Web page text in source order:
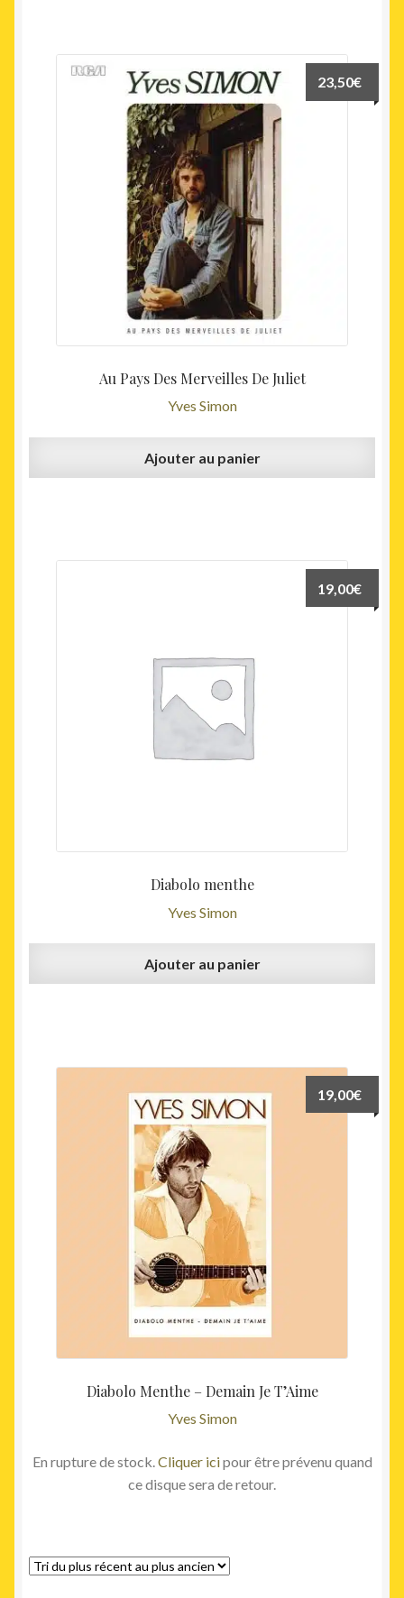
Au Pays Des Merveilles De Juliet
Yves Simon
23,50€
Ajouter au panier
Diabolo menthe
Yves Simon
19,00€
Ajouter au panier
Diabolo Menthe – Demain Je T’Aime
Yves Simon
19,00€
En rupture de stock. Cliquer icipour être prévenu quand
ce disque sera de retour.